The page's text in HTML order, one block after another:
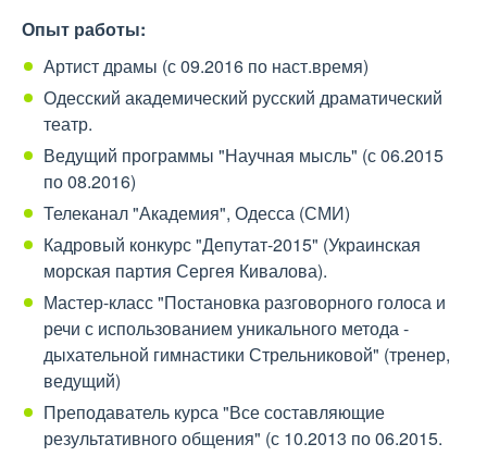
Опыт работы:
Артист драмы (с 09.2016 по наст.время)
Одесский академический русский драматический
театр.
Ведущий программы "Научная мысль" (с 06.2015
по 08.2016)
Телеканал "Академия", Одесса (СМИ)
Кадровый конкурс "Депутат-2015" (Украинская
морская партия Сергея Кивалова).
Мастер-класс "Постановка разговорного голоса и
речи с использованием уникального метода -
дыхательной гимнастики Стрельниковой" (тренер,
ведущий)
Преподаватель курса "Все составляющие
результативного общения" (с 10.2013 по 06.2015.